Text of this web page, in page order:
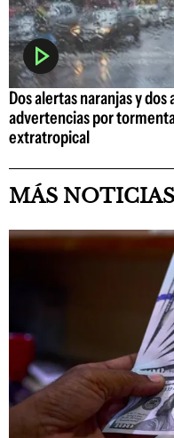
Dos alertas naranjas y
advertencias por
extratropical
MÁS